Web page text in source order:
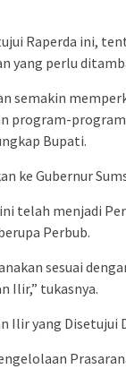
Raperda ini,
yang perlu
semakin
program-
Bupati.
ke Gubernur
telah menjadi
Perbub.
sesuai
Ilir,” tukasnya.
Ilir yang Disetujui